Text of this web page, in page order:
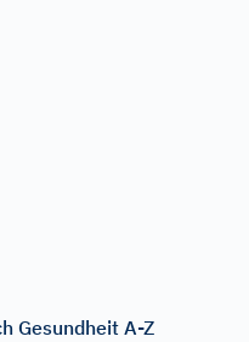
Gesundheit A-Z